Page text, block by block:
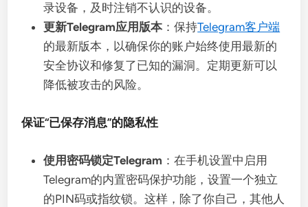
录设备，及时注销不认识的设备。
更新Telegram应用版本：保持Telegram客户端
的最新版本，以确保你的账户始终使用最新的
安全协议和修复了已知的漏洞。定期更新可以
降低被攻击的风险。
保证“已保存消息”的隐私性
使用密码锁定Telegram ：在手机设置中启用
Telegram的内置密码保护功能，设置一个独立
的PIN码或指纹锁。这样，除了你自己，其他人